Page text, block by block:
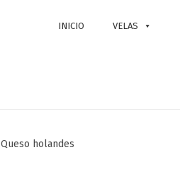
INICIO VELAS
Queso holandes